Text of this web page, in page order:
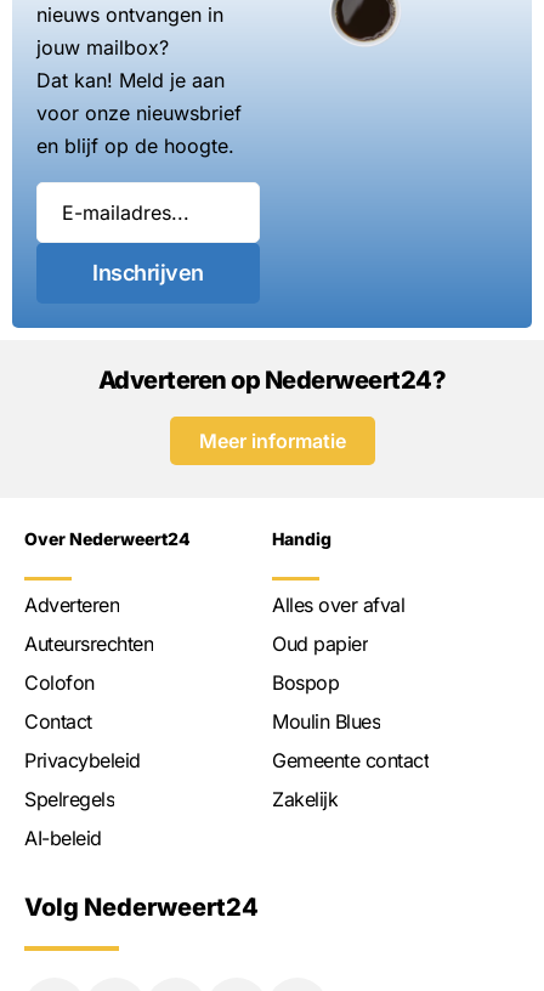
nieuws ontvangen in
jouw mailbox?
Dat kan! Meld je aan
voor onze nieuwsbrief
en blijf op de hoogte.
Inschrijven
Adverteren op Nederweert24?
Meer informatie
Over Nederweert24
Adverteren
Auteursrechten
Colofon
Contact
Privacybeleid
Spelregels
AI-beleid
Handig
Alles over afval
Oud papier
Bospop
Moulin Blues
Gemeente contact
Zakelijk
Volg Nederweert24